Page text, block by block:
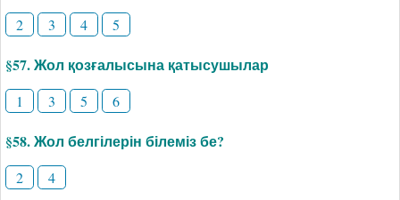
2 3 4 5
§57. Жол қозғалысына қатысушылар
1 3 5 6
§58. Жол белгілерін білеміз бе?
2 4